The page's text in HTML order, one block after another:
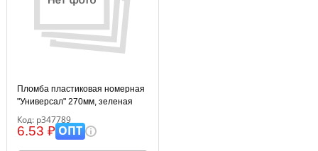
Пломба пластиковая номерная
"Универсал" 270мм, зеленая
Код: р347789
6.53 ₽ОПТ